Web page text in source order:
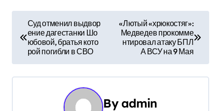
в
и
Суд отменил выдвор
ение дагестанки Шо
юбовой, братья кото
рой погибли в СВО
«Лютый «хрюкостяг»:
Медведев прокомме
нтировал атаку БПЛ
А ВСУ на 9 Мая
Byadmin